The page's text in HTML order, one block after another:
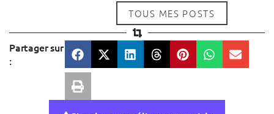
TOUS MES POSTS
Partager sur
: